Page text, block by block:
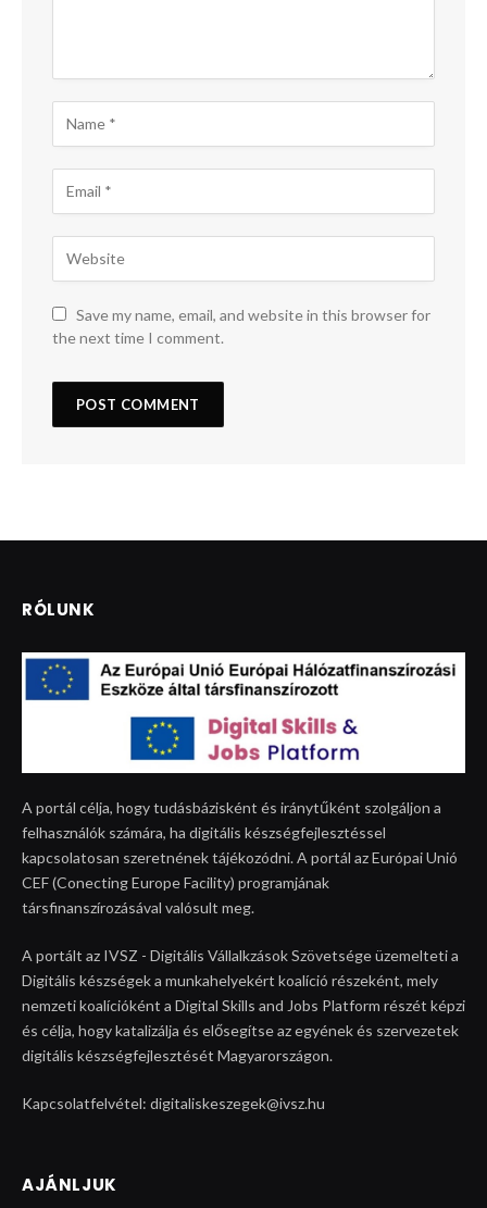
Save my name, email, and website in this browser for
the next time I comment.
RÓLUNK
A portál célja, hogy tudásbázisként és iránytűként szolgáljon a
felhasználók számára, ha digitális készségfejlesztéssel
kapcsolatosan szeretnének tájékozódni. A portál az Európai Unió
CEF (Conecting Europe Facility) programjának
társfinanszírozásával valósult meg.
A portált az IVSZ - Digitális Vállalkzások Szövetsége üzemelteti a
Digitális készségek a munkahelyekért koalíció részeként, mely
nemzeti koalícióként a Digital Skills and Jobs Platform részét képzi
és célja, hogy katalizálja és elősegítse az egyének és szervezetek
digitális készségfejlesztését Magyarországon.
Kapcsolatfelvétel: digitaliskeszegek@ivsz.hu
AJÁNLJUK